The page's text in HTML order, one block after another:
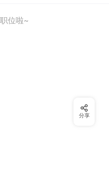
位啦~
分享